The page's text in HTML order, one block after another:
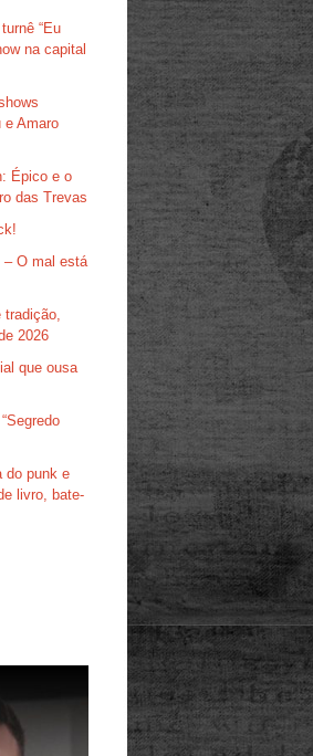
“Eu
na capital
e Amaro
Épico e o
das Trevas
– O mal está
2026
que ousa
do punk e
livro, bate-